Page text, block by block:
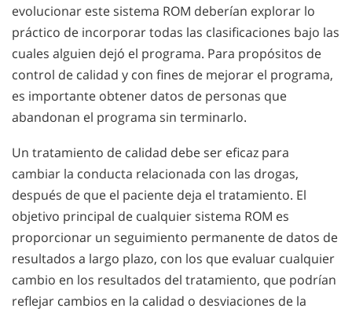
evolucionar este sistema ROM deberían explorar lo
práctico de incorporar todas las clasificaciones bajo las
cuales alguien dejó el programa. Para propósitos de
control de calidad y con fines de mejorar el programa,
es importante obtener datos de personas que
abandonan el programa sin terminarlo.
Un tratamiento de calidad debe ser eficaz para
cambiar la conducta relacionada con las drogas,
después de que el paciente deja el tratamiento. El
objetivo principal de cualquier sistema ROM es
proporcionar un seguimiento permanente de datos de
resultados a largo plazo, con los que evaluar cualquier
cambio en los resultados del tratamiento, que podrían
reflejar cambios en la calidad o desviaciones de la